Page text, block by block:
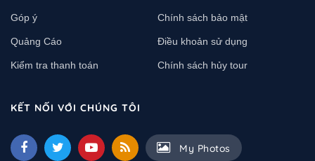
Góp ý Chính sách bảo mật
Quảng Cáo Điều khoản sử dụng
Kiểm tra thanh toán Chính sách hủy tour
KẾT NỐI VỚI CHÚNG TÔI
My Photos